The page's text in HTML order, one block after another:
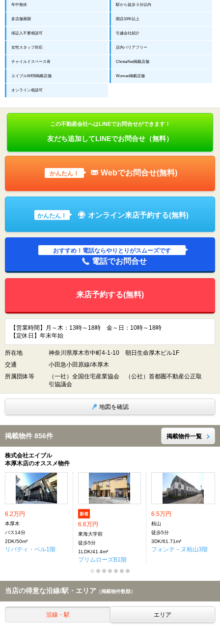
年中無休 駅から徒歩３分以内
多店舗展開 開店10年以上
保証人不要相談可 引越会社紹介
女性スタッフ対応 店内バリアフリー
チャイルドスペース有 ChintaiNet掲載店舗
エイブルWEB掲載店舗 Woman掲載店舗
オンライン相談可
この不動産会社へはLINEでお問合せができます！
友だち追加してLINEでお問合せ（無料）
かんたん！ Webでお問合せ(無料)
かんたん！ オンライン来店予約する(無料)
おすすめ！電話ならやりとりがスムーズです
電話でお問合せ
来店予約する(無料)
【営業時間】月～木：13時～18時 金～日：10時～18時
【定休日】年末年始
所在地
神奈川県厚木市中町4-1-10 朝日生命厚木ビル1F
交通
小田急小田原線/本厚木
所属団体等
（一社）全国住宅産業協会 （公社）首都圏不動産公正取
引協議会
地図を確認
掲載物件 856件 掲載物件一覧
株式会社エイブル
本厚木店のオススメ物件
6.2万円
本厚木
バス14分
2DK/50m²
リバティ・ベル1階
新着
6.6万円
東海大学前
徒歩5分
1LDK/41.4m²
プリムローズB1階
6.5万円
栢山
徒歩5分
3DK/61.71m²
フォンテ－ヌ栢山3階
当店の得意な沿線/駅・エリア （掲載物件数順）
沿線・駅 エリア